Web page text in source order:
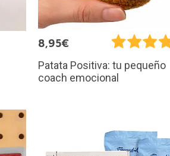
8,95€
Patata Positiva: tu pequeño
coach emocional